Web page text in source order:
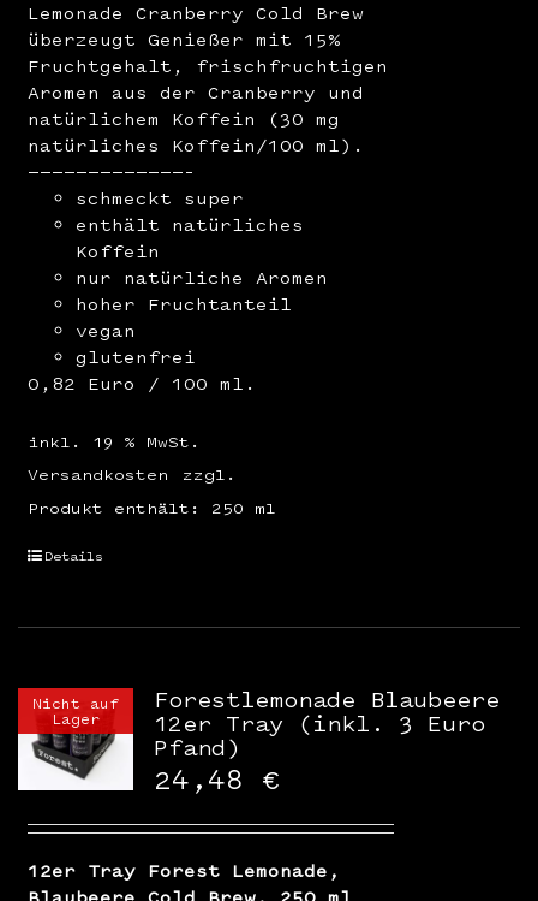
Lemonade Cranberry Cold Brew
überzeugt Genießer mit 15%
Fruchtgehalt, frischfruchtigen
Aromen aus der Cranberry und
natürlichem Koffein (30 mg
natürliches Koffein/100 ml).
—————————————–
schmeckt super
enthält natürliches
Koffein
nur natürliche Aromen
hoher Fruchtanteil
vegan
glutenfrei
0,82 Euro / 100 ml.
inkl. 19 % MwSt.
zzgl.
Versandkosten
Produkt enthält: 250 ml
Details
Nicht auf
Lager
Forestlemonade Blaubeere
12er Tray (inkl. 3 Euro
Pfand)
24,48 €
12er Tray Forest Lemonade,